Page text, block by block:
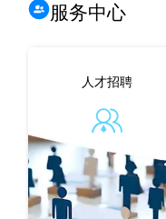
服务中心
人才招聘